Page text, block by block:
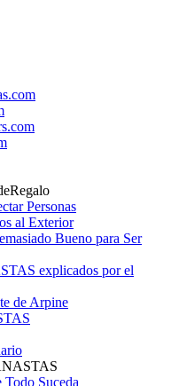
Personas
al Exterior
Bueno para Ser
explicados por el
de Arpine
Todo Suceda